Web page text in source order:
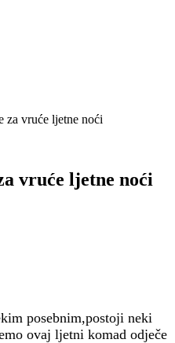
za vruće ljetne noći
vruće ljetne noći
posebnim,postoji neki
ovaj ljetni komad odječe